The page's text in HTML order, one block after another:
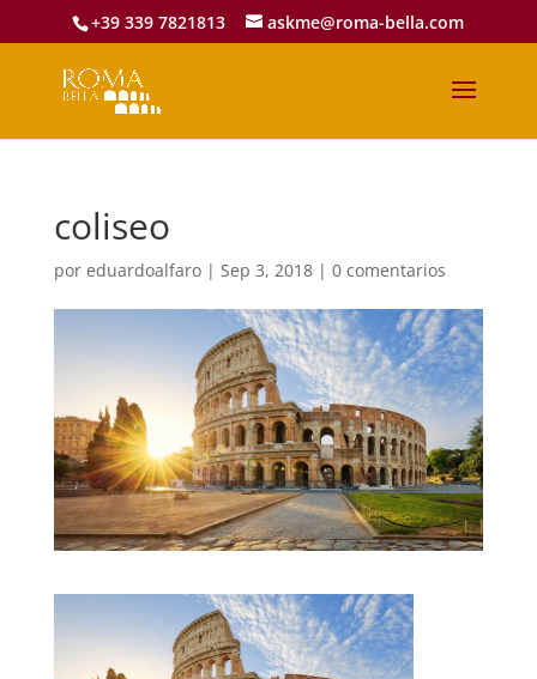
+39 339 7821813 askme@roma-bella.com
coliseo
por eduardoalfaro| Sep 3, 2018| 0 comentarios